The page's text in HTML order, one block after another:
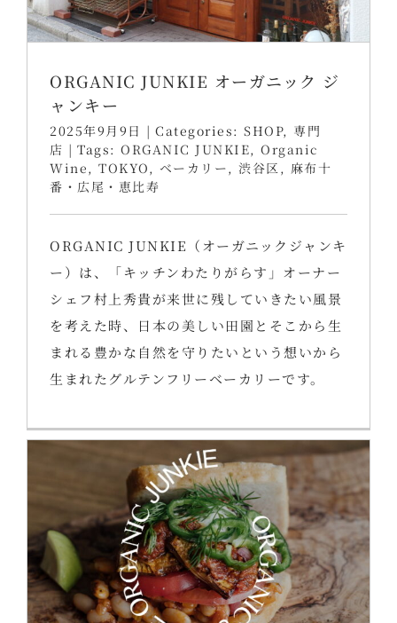
ORGANIC JUNKIE オーガニック ジ
ャンキー
2025年9月9日 | Categories: SHOP, 専門
店 | Tags: ORGANIC JUNKIE, Organic
Wine , TOKYO , ベーカリー , 渋谷区 , 麻布十
番・広尾・恵比寿
ORGANIC JUNKIE（オーガニックジャンキ
ー）は、「キッチンわたりがらす」オーナー
シェフ村上秀貴が来世に残していきたい風景
を考えた時、日本の美しい田園とそこから生
まれる豊かな自然を守りたいという想いから
生まれたグルテンフリーベーカリーです。